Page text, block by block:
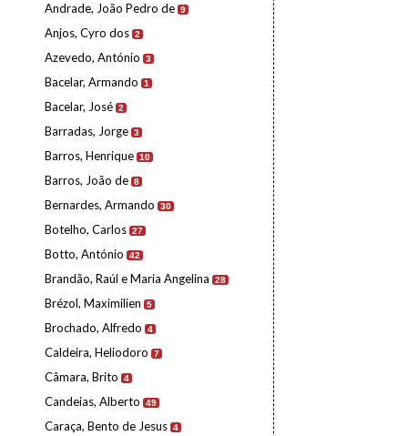
Andrade, João Pedro de 9
Anjos, Cyro dos 2
Azevedo, António 3
Bacelar, Armando 1
Bacelar, José 2
Barradas, Jorge 3
Barros, Henrique 10
Barros, João de 8
Bernardes, Armando 30
Botelho, Carlos 27
Botto, António 42
Brandão, Raúl e Maria Angelina 28
Brézol, Maximilien 5
Brochado, Alfredo 4
Caldeira, Heliodoro 7
Câmara, Brito 4
Candeias, Alberto 49
Caraça, Bento de Jesus 4